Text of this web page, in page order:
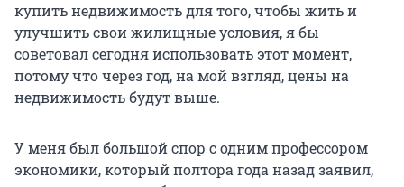
купить недвижимость для того, чтобы жить и
улучшить свои жилищные условия, я бы
советовал сегодня использовать этот момент,
потому что через год, на мой взгляд, цены на
недвижимость будут выше.
У меня был большой спор с одним профессором
экономики, который полтора года назад заявил,